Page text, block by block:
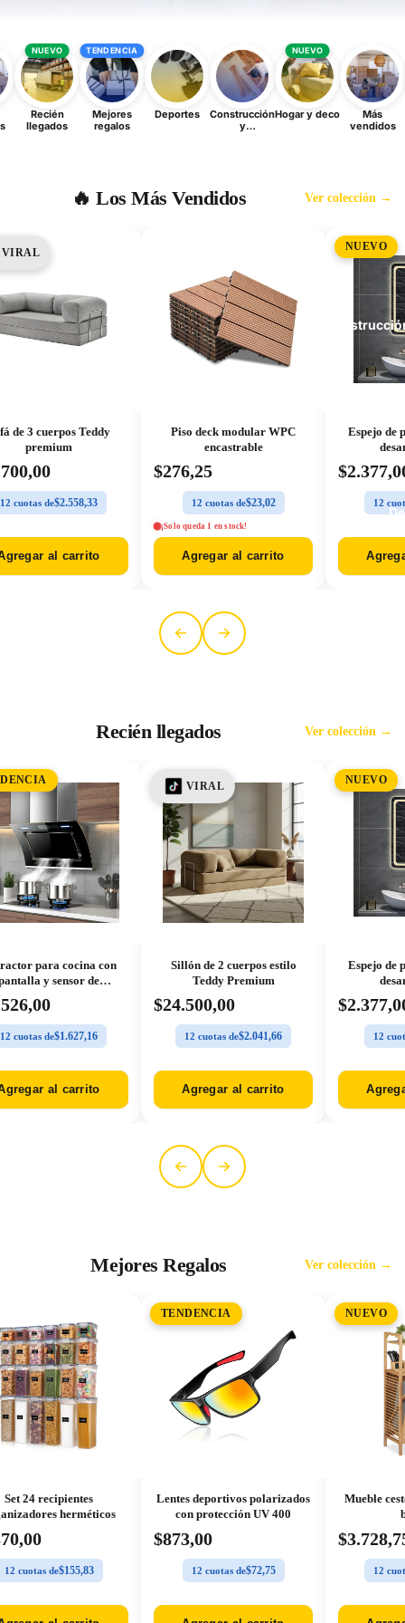
NUEVO
Recién
llegados
TENDENCIA
Mejores
regalos
Deportes
Construcción
y
NUEVO
Hogar y deco
Más
vendidos
🔥 Los Más Vendidos Ver colección →
VIRAL
de 3 cuerpos Teddy
premium
12 cuotas de$2.558,33
al carrito
Piso deck modular WPC
encastrable
$276,25
12 cuotas de$23,02
¡Solo queda 1 en stock!
Agregar al carrito
NUEVO
Espejo de
12
Recién llegados Ver colección →
para cocina con
y sensor de
movimiento
12 cuotas de$1.627,16
al carrito
VIRAL
Sillón de 2 cuerpos estilo
Teddy Premium
$24.500,00
12 cuotas de$2.041,66
Agregar al carrito
NUEVO
Espejo de
12
Mejores Regalos Ver colección →
Set 24 recipientes
herméticos
12 cuotas de$155,83
TENDENCIA
Lentes deportivos polarizados
con protección UV 400
$873,00
12 cuotas de$72,75
NUEVO
Mueble
12